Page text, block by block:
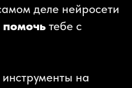
деле нейросети
помочь тебе с
на